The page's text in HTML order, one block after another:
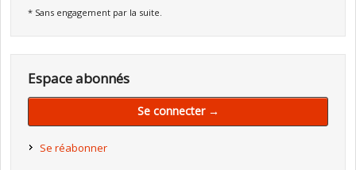
* Sans engagement par la suite.
Espace abonnés
Se connecter →
Se réabonner